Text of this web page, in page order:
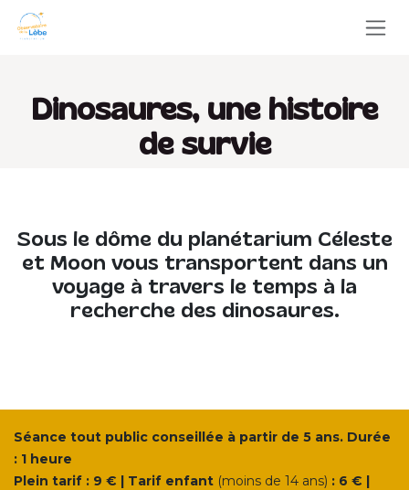
Se rendre au contenu
Dinosaures, une histoire
de survie
Sous le dôme du planétarium Céleste
et Moon vous transportent dans un
voyage à travers le temps à la
recherche des dinosaures.
Séance tout public conseillée à partir de 5 ans. Durée
: 1 heure
Plein tarif : 9 € | Tarif enfant (moins de 14 ans) : 6 € |